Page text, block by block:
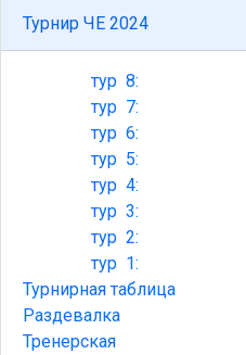
Турнир ЧЕ 2024
тур8:
тур7:
тур6:
тур5:
тур4:
тур3:
тур2:
тур1:
Турнирная таблица
Раздевалка
Тренерская